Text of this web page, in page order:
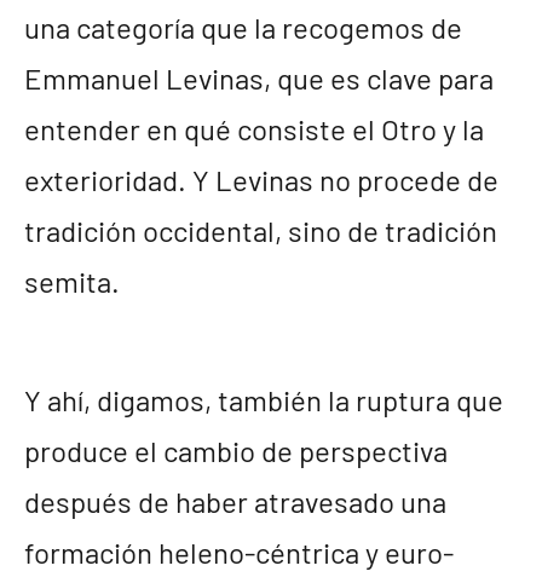
una categoría que la recogemos de
Emmanuel Levinas, que es clave para
entender en qué consiste el Otro y la
exterioridad. Y Levinas no procede de
tradición occidental, sino de tradición
semita.
Y ahí, digamos, también la ruptura que
produce el cambio de perspectiva
después de haber atravesado una
formación heleno-céntrica y euro-